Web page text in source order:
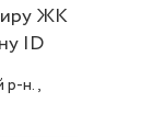
ЖК
ID
р-н.,